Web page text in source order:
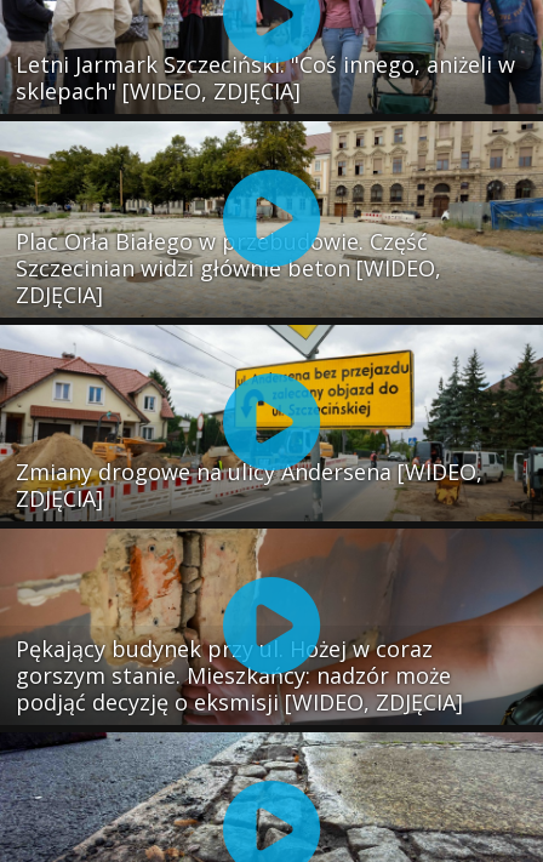
Letni Jarmark Szczeciński. "Coś innego, aniżeli w
sklepach" [WIDEO, ZDJĘCIA]
Plac Orła Białego w przebudowie. Część
Szczecinian widzi głównie beton [WIDEO,
ZDJĘCIA]
Zmiany drogowe na ulicy Andersena [WIDEO,
ZDJĘCIA]
Pękający budynek przy ul. Hożej w coraz
gorszym stanie. Mieszkańcy: nadzór może
podjąć decyzję o eksmisji [WIDEO, ZDJĘCIA]